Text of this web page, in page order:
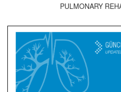
PULMONARY